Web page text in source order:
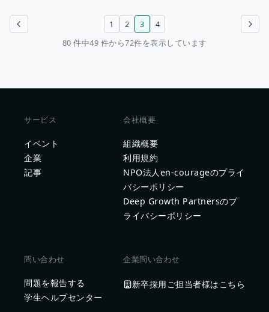
前のページ 次のページ
1 2 3
4
80 件中49 件から72件を表示しています
サービス
イベント
企業
記事
会社概要
組織概要
利用規約
NPO法人en-courageのプライ
バシーポリシー
Deep Growth Partnersのプ
ライバシーポリシー
問い合わせ
問題を報告する
学生ヘルプセンター
企業問い合わせ
新卒採用ご担当者様はこちら